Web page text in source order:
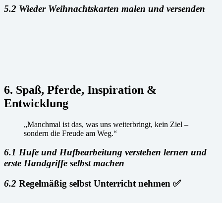
5.2 Wieder Weihnachtskarten malen und versenden
6. Spaß, Pferde, Inspiration &
Entwicklung
„Manchmal ist das, was uns weiterbringt, kein Ziel –
sondern die Freude am Weg.“
6.1 Hufe und Hufbearbeitung verstehen lernen und
erste Handgriffe selbst machen
6.2 Regelmäßig selbst Unterricht nehmen ✅